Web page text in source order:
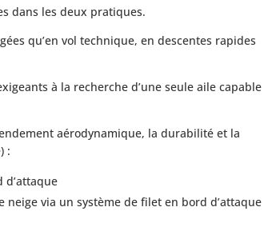
dans les deux pratiques.
qu’en vol technique, en descentes rapides
à la recherche d’une seule aile capable
aérodynamique, la durabilité et la
:
via un système de filet en bord d’attaque